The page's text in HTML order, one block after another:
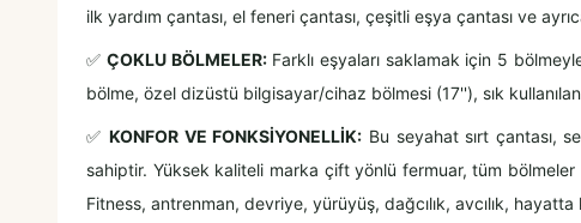
ilk yardım çantası, el feneri çantası, çeşitli eşya çantası ve
✅ÇOKLU BÖLMELER:Farklı eşyaları saklamak için 5
bölme, özel dizüstü bilgisayar/cihaz bölmesi (17''), sık
✅KONFOR VE FONKSİYONELLİK: Bu seyahat sırt çantası,
sahiptir. Yüksek kaliteli marka çift yönlü fermuar, tüm bölmeler
Fitness, antrenman, devriye, yürüyüş, dağcılık, avcılık,